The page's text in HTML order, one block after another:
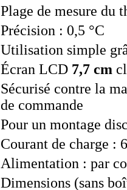
Plage de mesure du
Précision : 0,5 °C
Utilisation simple
Écran LCD 7,7 cm
Sécurisé contre la
de commande
Pour un montage
Courant de charge :
Alimentation : par
Dimensions (sans